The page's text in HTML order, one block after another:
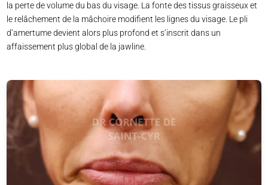
la perte de volume du bas du visage. La fonte des tissus graisseux et
le relâchement de la mâchoire modifient les lignes du visage. Le pli
d’amertume devient alors plus profond et s’inscrit dans un
affaissement plus global de la jawline.